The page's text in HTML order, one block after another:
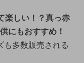
楽しい！？真っ赤
にもおすすめ！
も多数販売される